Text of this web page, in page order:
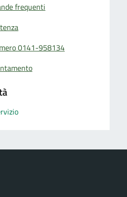
frequenti
0141-958134